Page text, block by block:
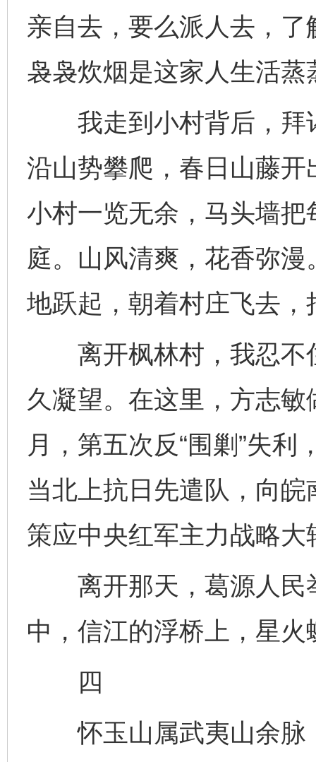
亲自去，要么派人去，
袅袅炊烟是这家人生活
我走到小村背后，拜
沿山势攀爬，春日山藤
小村一览无余，马头墙
庭。山风清爽，花香弥
地跃起，朝着村庄飞去
离开枫林村，我忍不
久凝望。在这里，方志
月，第五次反“围剿”失
当北上抗日先遣队，向
策应中央红军主力战略大
离开那天，葛源人民
中，信江的浮桥上，星火
四
怀玉山属武夷山余脉